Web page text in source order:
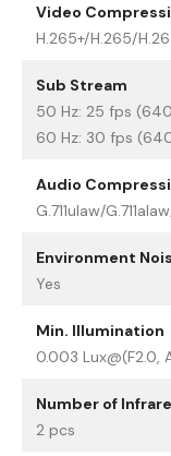
Video
H.265+/H.265/
Sub Stream
50 Hz: 25 fps
60 Hz: 30 fps
Audio
G.711ulaw/
Environment
Yes
Min. Illumination
0.003 Lux@(F2.0,
Number of
2 pcs